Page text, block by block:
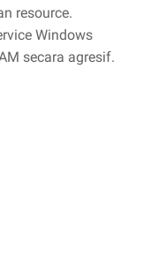
resource.
Windows
secara agresif.